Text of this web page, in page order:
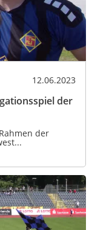
12.06.2023
der
der